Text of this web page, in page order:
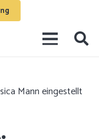
Mann eingestellt